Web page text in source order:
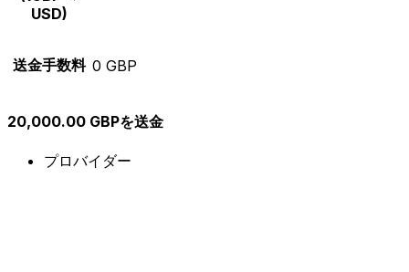
USD)
送金手数料 0 GBP
20,000.00 GBPを送金
プロバイダー